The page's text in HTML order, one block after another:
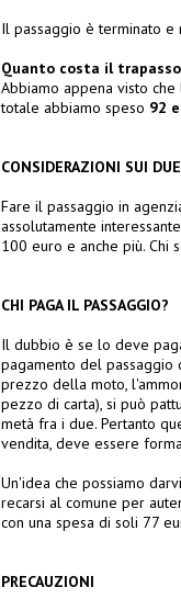
Il passaggio è terminato
Quanto costa il
Abbiamo appena visto
totale abbiamo speso 92
CONSIDERAZIONI SUI
Fare il passaggio in
assolutamente
100 euro e anche più. Chi
CHI PAGA IL PASSAGGIO?
Il dubbio è se lo deve
pagamento del
prezzo della moto,
pezzo di carta), si può
metà fra i due. Pertanto
vendita, deve essere
Un'idea che possiamo
recarsi al comune per
con una spesa di soli 77
PRECAUZIONI